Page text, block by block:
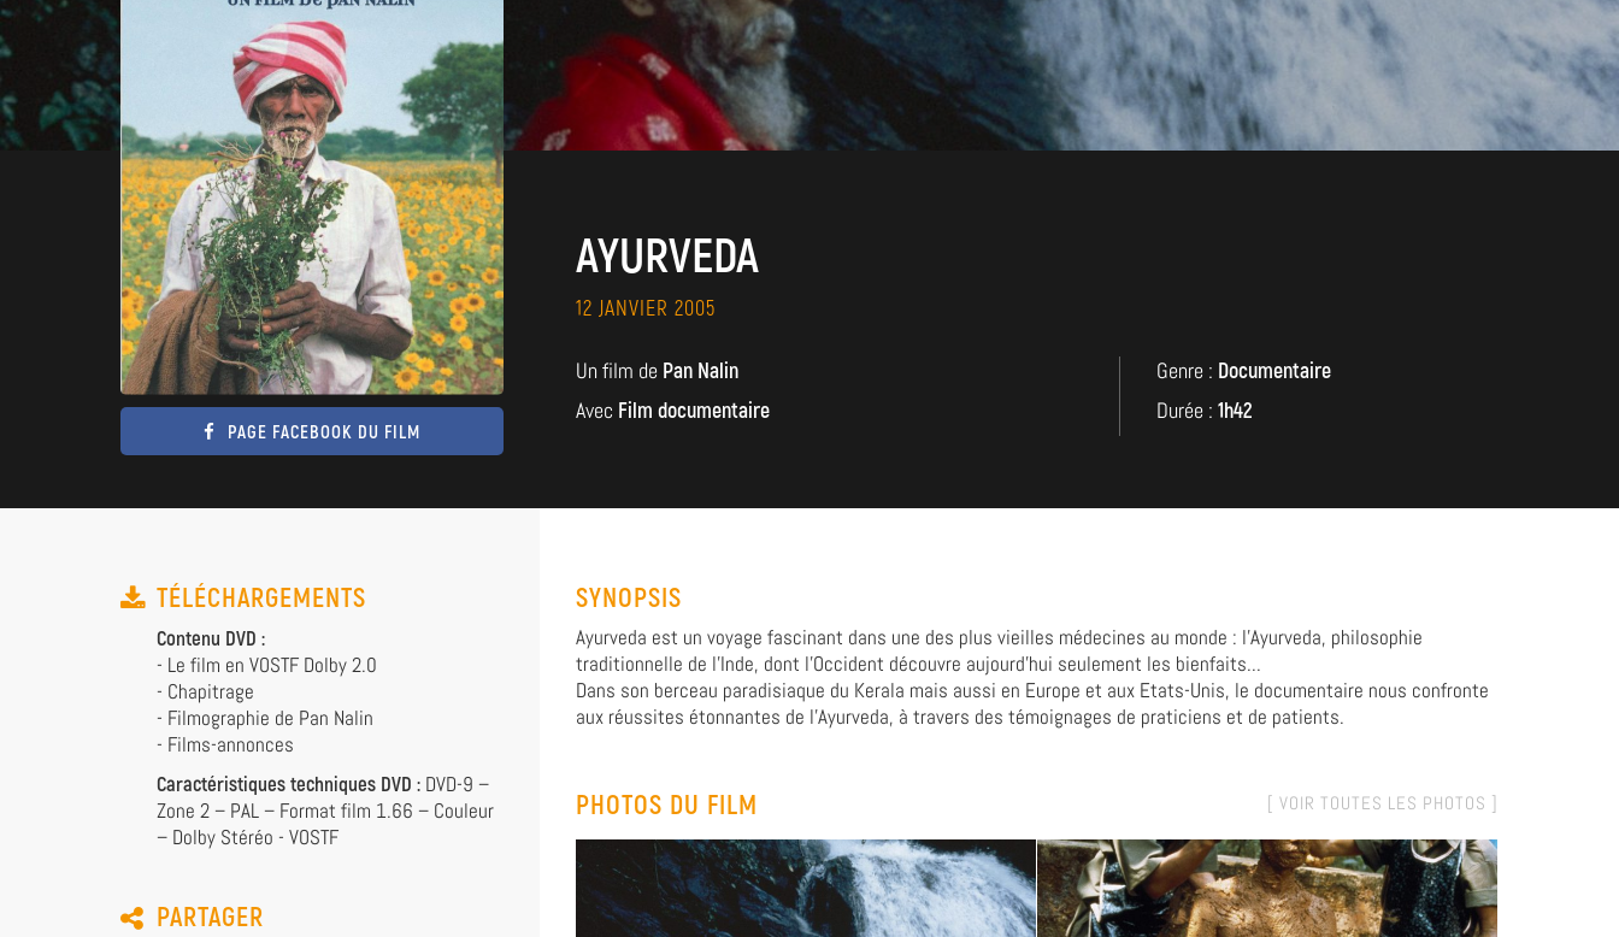
PAGE FACEBOOK DU FILM
AYURVEDA
12 JANVIER 2005
Un film de Pan Nalin
Avec Film documentaire
Genre : Documentaire
Durée : 1h42
TÉLÉCHARGEMENTS
Contenu DVD :
- Le film en VOSTF Dolby 2.0
- Chapitrage
- Filmographie de Pan Nalin
- Films-annonces
Caractéristiques techniques DVD : DVD-9 –
Zone 2 – PAL – Format film 1.66 – Couleur
– Dolby Stéréo - VOSTF
PARTAGER
SYNOPSIS
Ayurveda est un voyage fascinant dans une des plus vieilles médecines au monde : l'Ayurveda, philosophie
traditionnelle de l'Inde, dont l'Occident découvre aujourd'hui seulement les bienfaits...
Dans son berceau paradisiaque du Kerala mais aussi en Europe et aux Etats-Unis, le documentaire nous confronte
aux réussites étonnantes de l'Ayurveda, à travers des témoignages de praticiens et de patients.
PHOTOS DU FILM [ VOIR TOUTES LES PHOTOS ]